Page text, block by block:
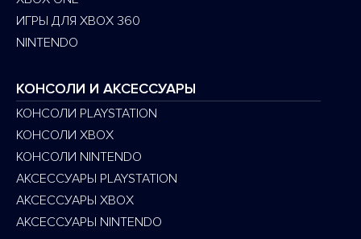
ИГРЫ ДЛЯ XBOX 360
NINTENDO
КОНСОЛИ И АКСЕССУАРЫ
КОНСОЛИ PLAYSTATION
КОНСОЛИ XBOX
КОНСОЛИ NINTENDO
АКСЕССУАРЫ PLAYSTATION
АКСЕССУАРЫ XBOX
АКСЕССУАРЫ NINTENDO